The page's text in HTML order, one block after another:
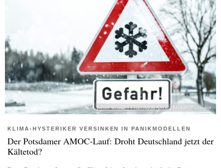
picture alliance / CHROMORANGE | Michael Bihlmayer
KLIMA-HYSTERIKER VERSINKEN IN PANIKMODELLEN
Der Potsdamer AMOC-Lauf: Droht Deutschland jetzt der
Kältetod?